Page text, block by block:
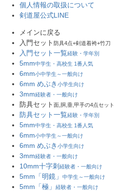
個人情報の取扱について
剣道屋公式LINE
メインに戻る
入門セット 防具4点+剣道着袴+竹刀
入門セット一覧経験・学年別
5mm中学生・高校生 1番人気
6mm小中学生～一般向け
6mm めぶき 小学生向け
3mm経験者・一般向け
防具セット 面,胴,垂,甲手の4点セット
防具セット一覧経験・学年別
5mm中学生・高校生 1番人気
6mm小中学生～一般向け
6mm めぶき 小学生向け
3mm経験者・一般向け
10mm十字刺 経験者・一般向け
5mm「明鏡」 中学生～一般向け
5mm「極」 経験者・一般向け